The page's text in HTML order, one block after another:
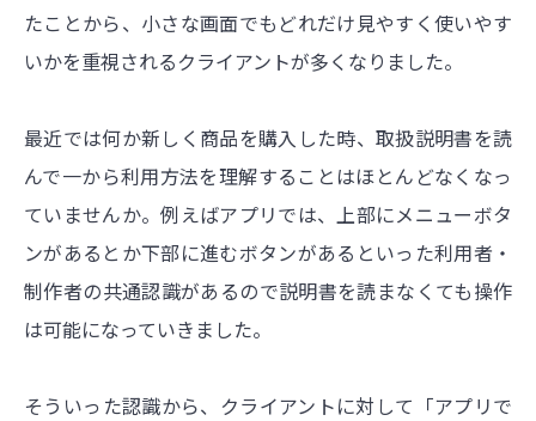
たことから、小さな画面でもどれだけ見やすく使いやす
いかを重視されるクライアントが多くなりました。
最近では何か新しく商品を購入した時、取扱説明書を読
んで一から利用方法を理解することはほとんどなくなっ
ていませんか。例えばアプリでは、上部にメニューボタ
ンがあるとか下部に進むボタンがあるといった利用者・
制作者の共通認識があるので説明書を読まなくても操作
は可能になっていきました。
そういった認識から、クライアントに対して「アプリで